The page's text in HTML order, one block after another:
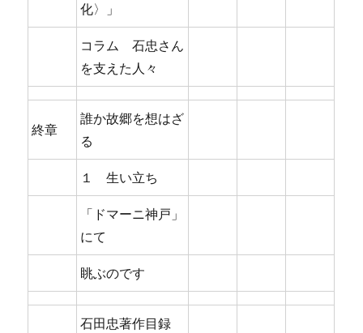
化〉」
コラム 石忠さん
を支えた人々
終章
誰か故郷を想はざ
る
１ 生い立ち
「ドマーニ神戸」
にて
眺ぶのです
石田忠著作目録